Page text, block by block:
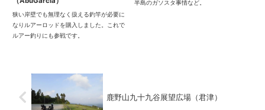
狭い岸壁でも無理なく扱える釣竿が必要に
なりルアーロッドを購入しました。これで
ルアー釣りにも参戦です。
半島のガソスタ事情など。
鹿野山九十九谷展望広場（君津）